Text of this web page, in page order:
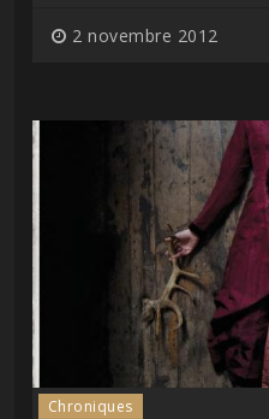
2 novembre 2012
Chroniques